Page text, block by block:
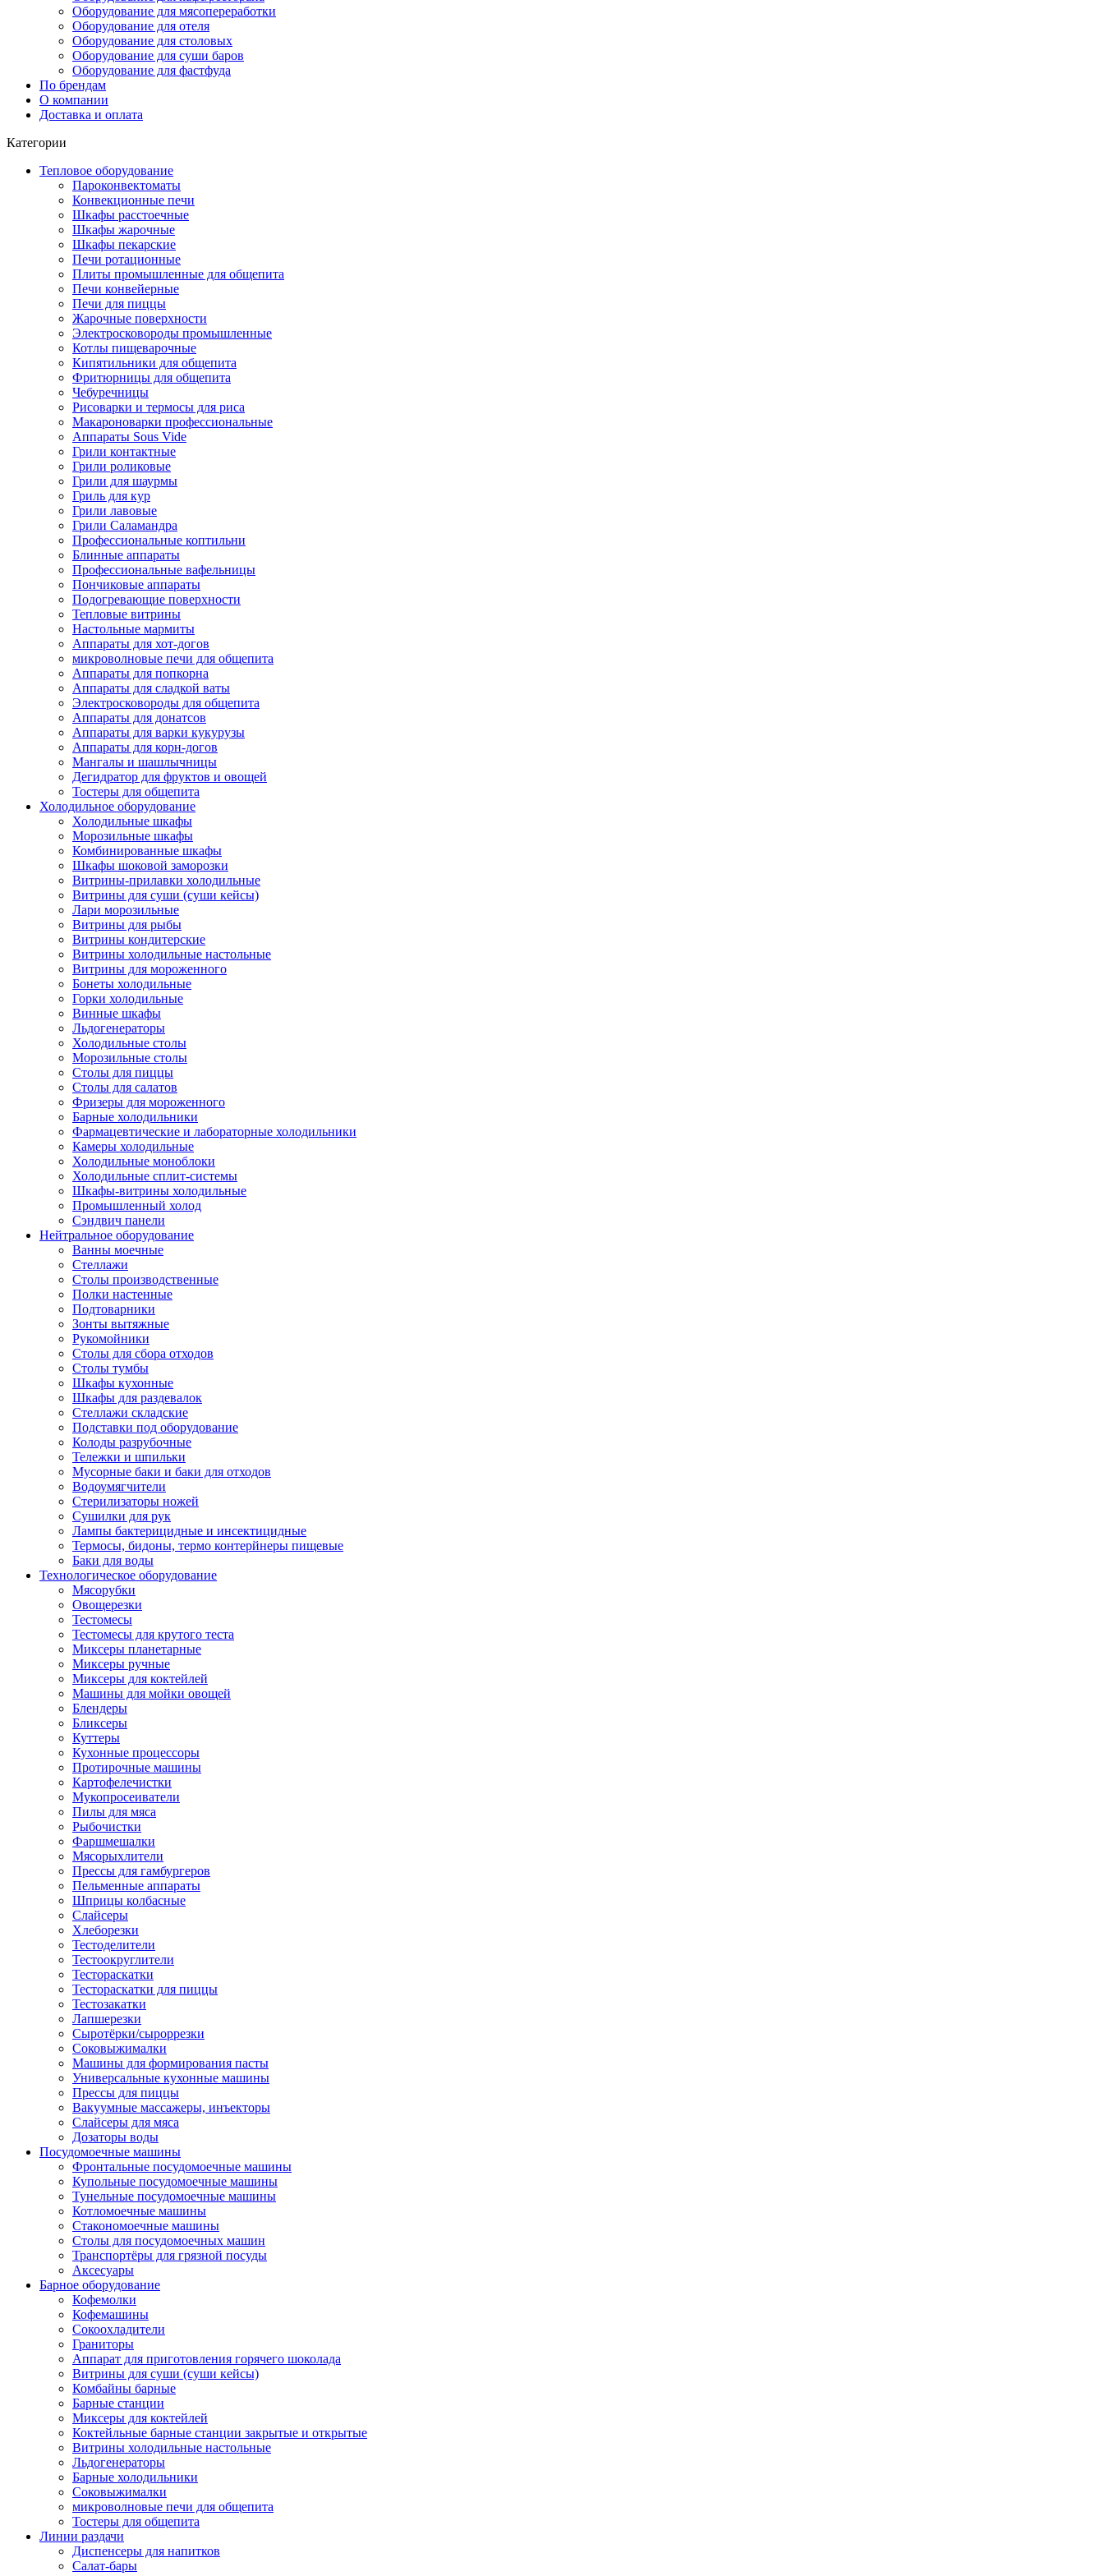
Оборудование для мясопереработки
Оборудование для отеля
Оборудование для столовых
Оборудование для суши баров
Оборудование для фастфуда
По брендам
О компании
Доставка и оплата
Категории
Тепловое оборудование
Пароконвектоматы
Конвекционные печи
Шкафы расстоечные
Шкафы жарочные
Шкафы пекарские
Печи ротационные
Плиты промышленные для общепита
Печи конвейерные
Печи для пиццы
Жарочные поверхности
Электросковороды промышленные
Котлы пищеварочные
Кипятильники для общепита
Фритюрницы для общепита
Чебуречницы
Рисоварки и термосы для риса
Макароноварки профессиональные
Аппараты Sous Vide
Грили контактные
Грили роликовые
Грили для шаурмы
Гриль для кур
Грили лавовые
Грили Саламандра
Профессиональные коптильни
Блинные аппараты
Профессиональные вафельницы
Пончиковые аппараты
Подогревающие поверхности
Тепловые витрины
Настольные мармиты
Аппараты для хот-догов
микроволновые печи для общепита
Аппараты для попкорна
Аппараты для сладкой ваты
Электросковороды для общепита
Аппараты для донатсов
Аппараты для варки кукурузы
Аппараты для корн-догов
Мангалы и шашлычницы
Дегидратор для фруктов и овощей
Тостеры для общепита
Холодильное оборудование
Холодильные шкафы
Морозильные шкафы
Комбинированные шкафы
Шкафы шоковой заморозки
Витрины-прилавки холодильные
Витрины для суши (суши кейсы)
Лари морозильные
Витрины для рыбы
Витрины кондитерские
Витрины холодильные настольные
Витрины для мороженного
Бонеты холодильные
Горки холодильные
Винные шкафы
Льдогенераторы
Холодильные столы
Морозильные столы
Столы для пиццы
Столы для салатов
Фризеры для мороженного
Барные холодильники
Фармацевтические и лабораторные холодильники
Камеры холодильные
Холодильные моноблоки
Холодильные сплит-системы
Шкафы-витрины холодильные
Промышленный холод
Сэндвич панели
Нейтральное оборудование
Ванны моечные
Стеллажи
Столы производственные
Полки настенные
Подтоварники
Зонты вытяжные
Рукомойники
Столы для сбора отходов
Столы тумбы
Шкафы кухонные
Шкафы для раздевалок
Стеллажи складские
Подставки под оборудование
Колоды разрубочные
Тележки и шпильки
Мусорные баки и баки для отходов
Водоумягчители
Стерилизаторы ножей
Сушилки для рук
Лампы бактерицидные и инсектицидные
Термосы, бидоны, термо контерйнеры пищевые
Баки для воды
Технологическое оборудование
Мясорубки
Овощерезки
Тестомесы
Тестомесы для крутого теста
Миксеры планетарные
Миксеры ручные
Миксеры для коктейлей
Машины для мойки овощей
Блендеры
Бликсеры
Куттеры
Кухонные процессоры
Протирочные машины
Картофелечистки
Мукопросеиватели
Пилы для мяса
Рыбочистки
Фаршмешалки
Мясорыхлители
Прессы для гамбургеров
Пельменные аппараты
Шприцы колбасные
Слайсеры
Хлеборезки
Тестоделители
Тестоокруглители
Тестораскатки
Тестораскатки для пиццы
Тестозакатки
Лапшерезки
Сыротёрки/сыроррезки
Соковыжималки
Машины для формирования пасты
Универсальные кухонные машины
Прессы для пиццы
Вакуумные массажеры, инъекторы
Слайсеры для мяса
Дозаторы воды
Посудомоечные машины
Фронтальные посудомоечные машины
Купольные посудомоечные машины
Тунельные посудомоечные машины
Котломоечные машины
Стакономоечные машины
Столы для посудомоечных машин
Транспортёры для грязной посуды
Аксесуары
Барное оборудование
Кофемолки
Кофемашины
Сокоохладители
Граниторы
Аппарат для приготовления горячего шоколада
Витрины для суши (суши кейсы)
Комбайны барные
Барные станции
Миксеры для коктейлей
Коктейльные барные станции закрытые и открытые
Витрины холодильные настольные
Льдогенераторы
Барные холодильники
Соковыжималки
микроволновые печи для общепита
Тостеры для общепита
Линии раздачи
Диспенсеры для напитков
Салат-бары